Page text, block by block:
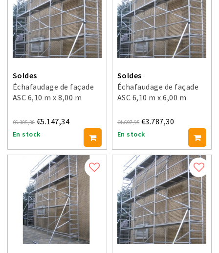
Soldes
Échafaudage de façade
ASC 6,10 m x 8,00 m
€6.385,38 €5.147,34
En stock
Soldes
Échafaudage de façade
ASC 6,10 m x 6,00 m
€4.697,95 €3.787,30
En stock